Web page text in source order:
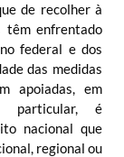
de recolher à
têm enfrentado
federal e dos
das medidas
apoiadas, em
particular, é
nacional que
regional ou